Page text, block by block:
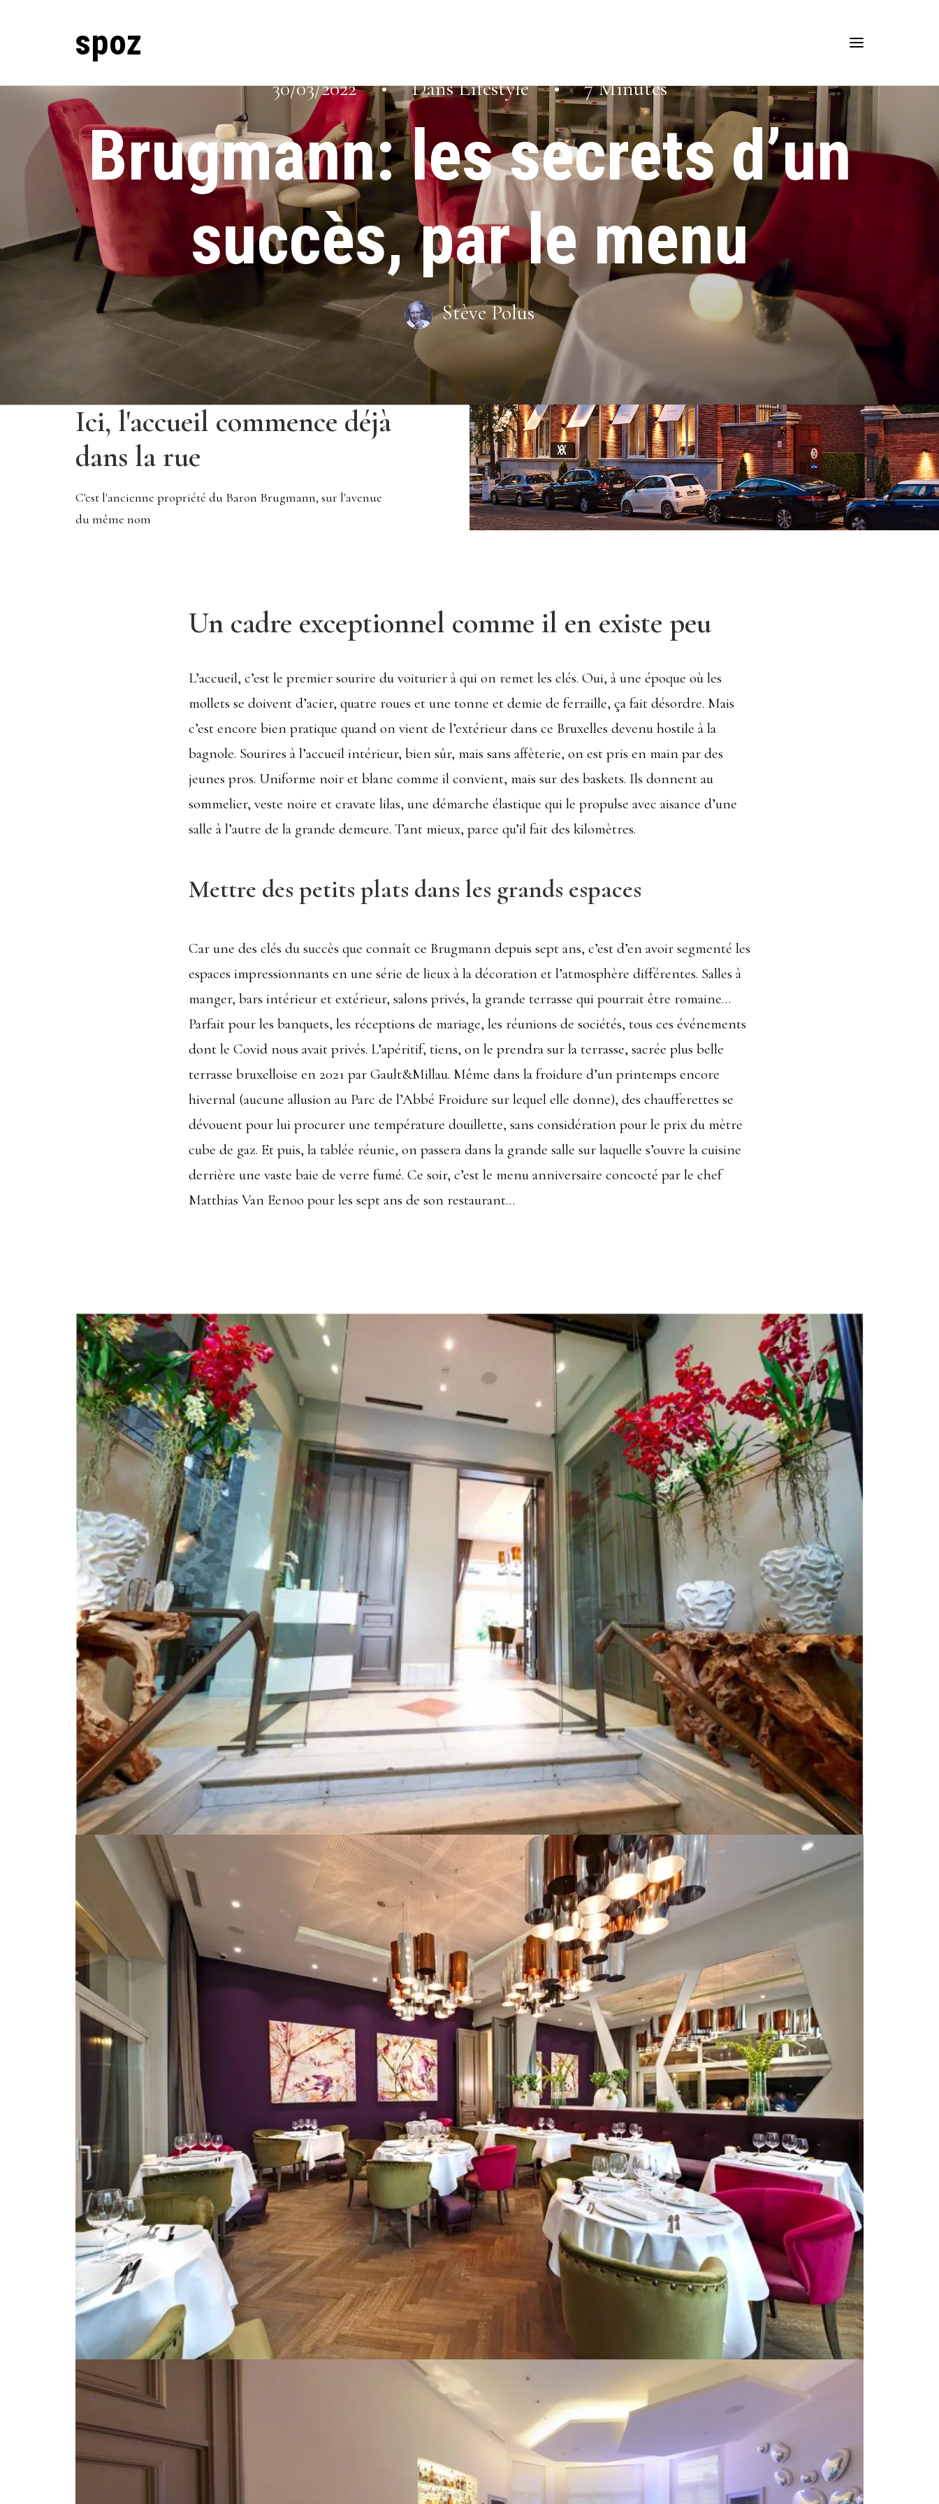
spoz
30/03/2022 • DansLifestyle • 7 Minutes
Brugmann: les secrets d’un
succès, par le menu
Stève Polus
Ici, l'accueil commence déjà
dans la rue
C'est l'ancienne propriété du Baron Brugmann, sur l'avenue
du même nom
Un cadre exceptionnel comme il en existe peu
L’accueil, c’est le premier sourire du voiturier à qui on remet les clés. Oui, à une époque où les
mollets se doivent d’acier, quatre roues et une tonne et demie de ferraille, ça fait désordre. Mais
c’est encore bien pratique quand on vient de l’extérieur dans ce Bruxelles devenu hostile à la
bagnole. Sourires à l’accueil intérieur, bien sûr, mais sans affèterie, on est pris en main par des
jeunes pros. Uniforme noir et blanc comme il convient, mais sur des baskets. Ils donnent au
sommelier, veste noire et cravate lilas, une démarche élastique qui le propulse avec aisance d’une
salle à l’autre de la grande demeure. Tant mieux, parce qu’il fait des kilomètres.
Mettre des petits plats dans les grands espaces
Car une des clés du succès que connaît ce Brugmann depuis sept ans, c’est d’en avoir segmenté les
espaces impressionnants en une série de lieux à la décoration et l’atmosphère différentes. Salles à
manger, bars intérieur et extérieur, salons privés, la grande terrasse qui pourrait être romaine…
Parfait pour les banquets, les réceptions de mariage, les réunions de sociétés, tous ces événements
dont le Covid nous avait privés. L’apéritif, tiens, on le prendra sur la terrasse, sacrée plus belle
terrasse bruxelloise en 2021 par Gault&Millau. Même dans la froidure d’un printemps encore
hivernal (aucune allusion au Parc de l’Abbé Froidure sur lequel elle donne), des chaufferettes se
dévouent pour lui procurer une température douillette, sans considération pour le prix du mètre
cube de gaz. Et puis, la tablée réunie, on passera dans la grande salle sur laquelle s’ouvre la cuisine
derrière une vaste baie de verre fumé. Ce soir, c’est le menu anniversaire concocté par le chef
Matthias Van Eenoo pour les sept ans de son restaurant…